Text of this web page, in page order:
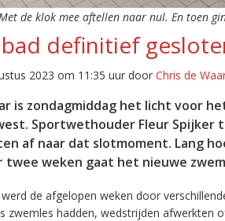
de klok mee aftellen naar nul. En toen
definitief
2023 om 11:35 uur door Chris de
is zondagmiddag het licht voor
Sportwethouder Fleur
af naar dat slotmoment. Lang
twee weken gaat het nieuwe
de afgelopen weken door
zwemles hadden, wedstrijden afwerkten